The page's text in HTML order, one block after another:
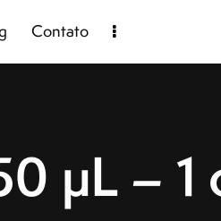
Contato
µL – 1